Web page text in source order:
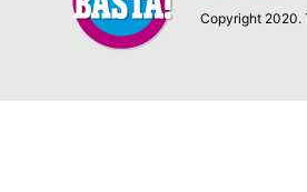
Copyright 2020.